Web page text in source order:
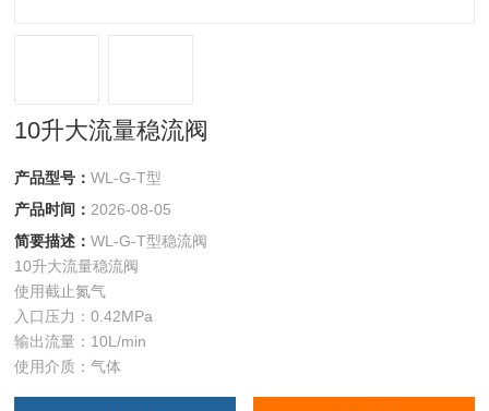
10升大流量稳流阀
产品型号：WL-G-T型
产品时间： 2026-08-05
简要描述：WL-G-T型稳流阀
10升大流量稳流阀
使用截止氮气
入口压力：0.42MPa
输出流量：10L/min
使用介质：气体